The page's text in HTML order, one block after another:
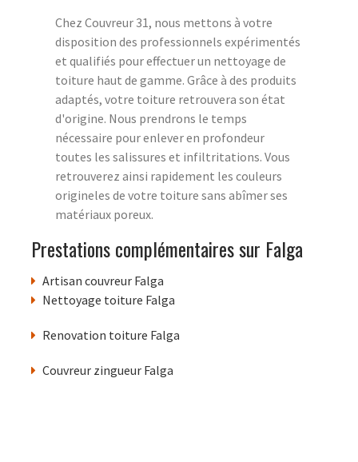
Chez Couvreur 31, nous mettons à votre
disposition des professionnels expérimentés
et qualifiés pour effectuer un nettoyage de
toiture haut de gamme. Grâce à des produits
adaptés, votre toiture retrouvera son état
d'origine. Nous prendrons le temps
nécessaire pour enlever en profondeur
toutes les salissures et infiltritations. Vous
retrouverez ainsi rapidement les couleurs
origineles de votre toiture sans abîmer ses
matériaux poreux.
Prestations complémentaires sur Falga
Artisan couvreur Falga
Nettoyage toiture Falga
Renovation toiture Falga
Couvreur zingueur Falga